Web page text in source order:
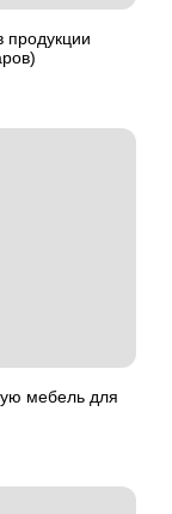
продукции
мебель для